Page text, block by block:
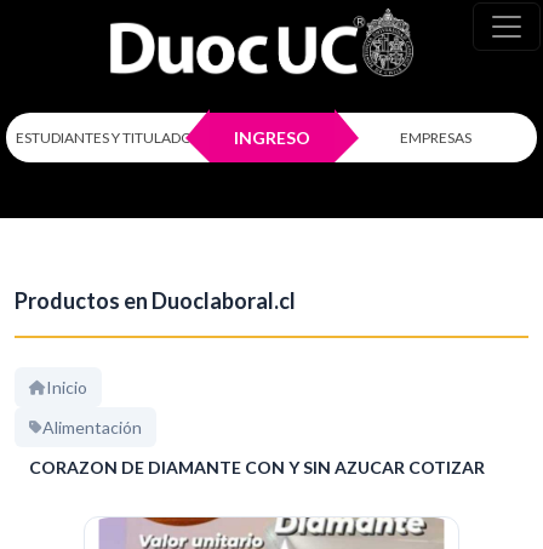
ESTUDIANTES Y TITULADOS INGRESO EMPRESAS
Productos en Duoclaboral.cl
Inicio
Alimentación
CORAZON DE DIAMANTE CON Y SIN AZUCAR COTIZAR